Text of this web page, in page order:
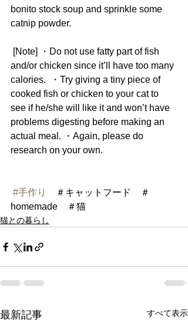
bonito stock soup and sprinkle some
catnip powder.
and/or chicken since it’ll have too many
calories.  ・Try giving a tiny piece of
cooked fish or chicken to your cat to
see if he/she will like it and won’t have
problems digesting before making an
actual meal. ・Again, please do
research on your own.
#手作り
＃キャットフード　＃
homemade　＃猫
猫との暮らし
最新記事 すべて表示